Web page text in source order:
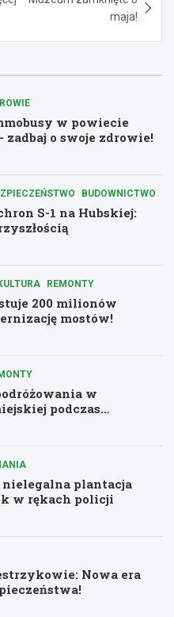
maja!
w powiecie
zadbaj o swoje zdrowie!
BUDOWNICTWO
S-1 na Hubskiej:
REMONTY
200 milionów
mostów!
w
podczas
plantacja
w rękach policji
Nowa era